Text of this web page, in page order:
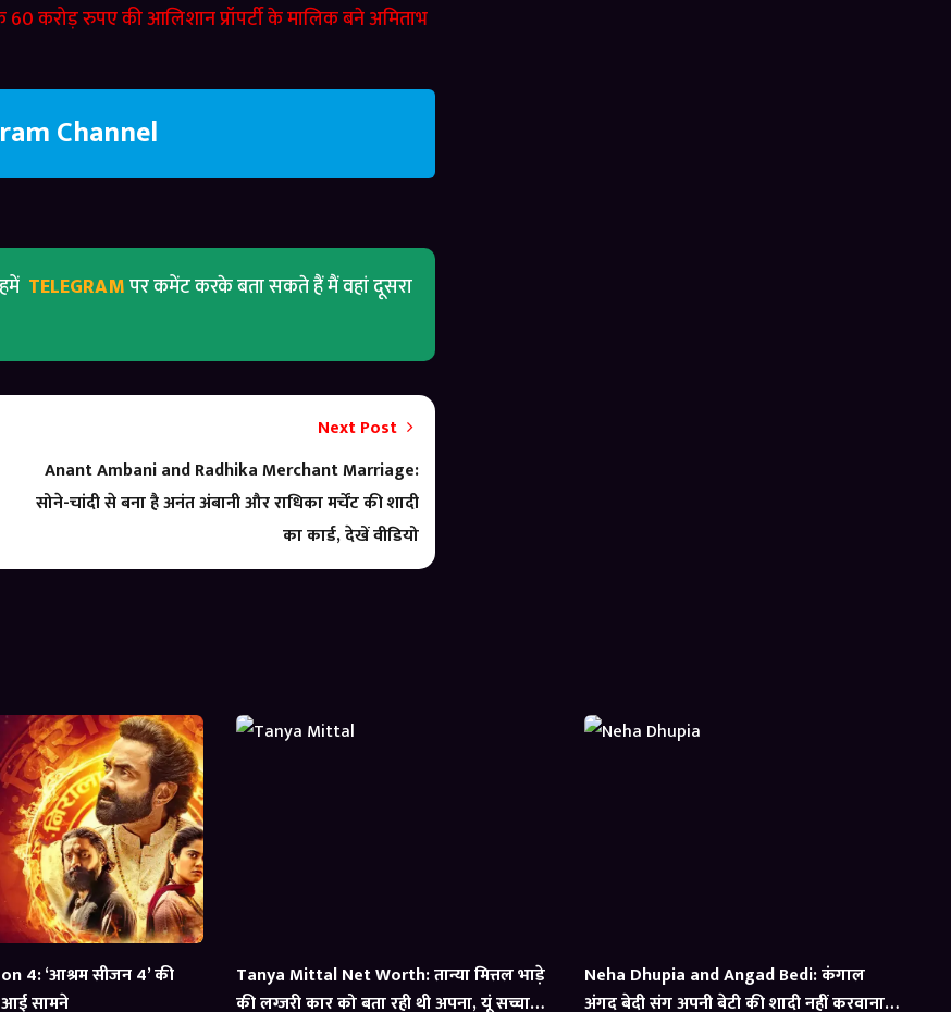
करोड़ रुपए की आलिशान प्रॉपर्टी के मालिक बने अमिताभ
Channel
TELEGRAMपर कमेंट करके बता सकते हैं मैं वहां दूसरा
Next Post
Anant Ambani and Radhika Merchant Marriage:
सोने-चांदी से बना है अनंत अंबानी और राधिका मर्चेंट की शादी
का कार्ड, देखें वीडियो
4: ‘आश्रम सीजन 4’ की
आई सामने
Tanya Mittal Net Worth: तान्या मित्तल भाड़े
की लग्जरी कार को बता रही थी अपना, यूं सच्चाई
Neha Dhupia and Angad Bedi: कंगाल
अंगद बेदी संग अपनी बेटी की शादी नहीं करवाना